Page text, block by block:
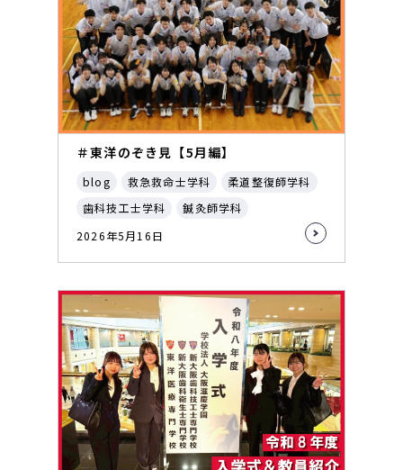
＃東洋のぞき見【5月編】
blog 救急救命士学科
柔道整復師学科
歯科技工士学科
鍼灸師学科
2026年5月16日